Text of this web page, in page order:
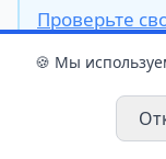
Проверьте
🍪 Мы